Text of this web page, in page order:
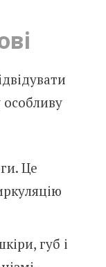
особливу
Це
губ і